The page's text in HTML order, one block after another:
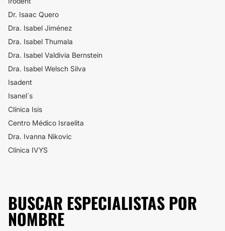
Dr. Isaac Quero
Dra. Isabel Jiménez
Dra. Isabel Thumala
Dra. Isabel Valdivia Bernstein
Dra. Isabel Welsch Silva
Isadent
Isanel´s
Clínica Isis
Centro Médico Israelita
Dra. Ivanna Nikovic
Clínica IVYS
BUSCAR ESPECIALISTAS POR
NOMBRE